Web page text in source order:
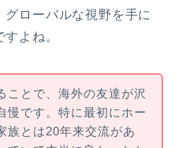
ローバルな視野を手に
よね。
ことで、海外の友達が沢
慢です。特に最初にホー
族とは20年来交流があ